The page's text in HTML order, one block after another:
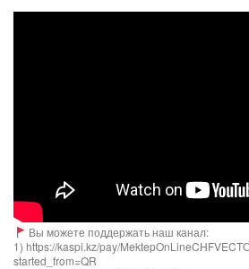
Вы можете поддержать наш канал:
1) https://kaspi.kz/pay/
started_from=QR